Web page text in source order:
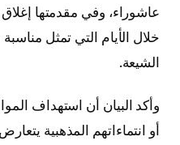
عاشوراء، وفي مقدمتها
خلال الأيام التي تمثل
الشيعة.
وأكد البيان أن استهداف
أو انتماءاتهم المذهبية